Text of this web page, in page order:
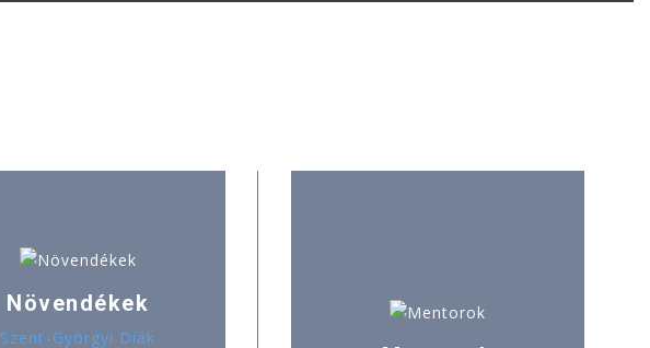
Növendékek
Szent-Györgyi Diák